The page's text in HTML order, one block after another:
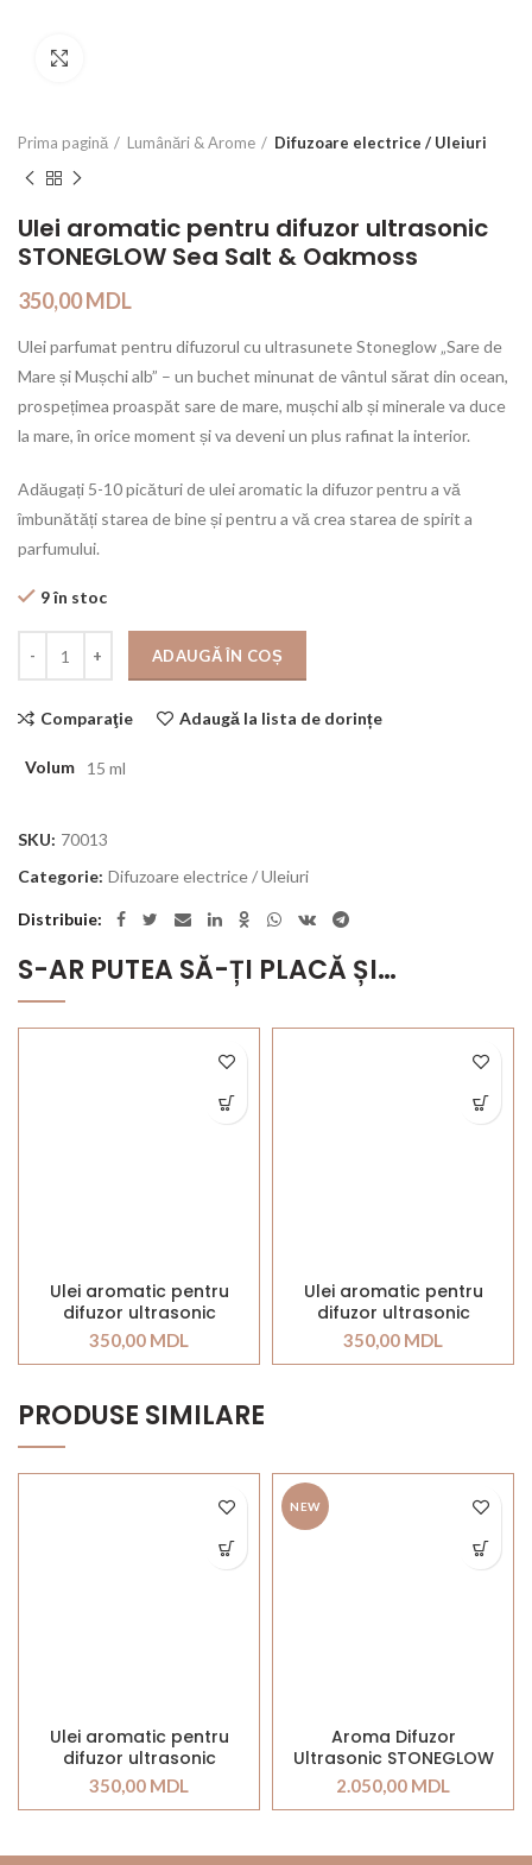
Prima pagină Lumânări & Arome Difuzoare electrice / Uleiuri
Ulei aromatic pentru difuzor ultrasonic
STONEGLOW Sea Salt & Oakmoss
350,00MDL
Ulei parfumat pentru difuzorul cu ultrasunete Stoneglow „Sare de
Mare și Mușchi alb” – un buchet minunat de vântul sărat din ocean,
prospețimea proaspăt sare de mare, mușchi alb și minerale va duce
la mare, în orice moment și va deveni un plus rafinat la interior.
Adăugați 5-10 picături de ulei aromatic la difuzor pentru a vă
îmbunătăți starea de bine și pentru a vă crea starea de spirit a
parfumului.
9 în stoc
ADAUGĂ ÎN COȘ
Comparaţie Adaugă la lista de dorințe
Volum 15 ml
SKU: 70013
Categorie: Difuzoare electrice / Uleiuri
Distribuie
S-AR PUTEA SĂ-ȚI PLACĂ ȘI…
Ulei aromatic pentru
difuzor ultrasonic
STONEGLOW Green Fig &
Cedar
350,00 MDL
Ulei aromatic pentru
difuzor ultrasonic
STONEGLOW
Pomegranate & Spiced
350,00 MDL
PRODUSE SIMILARE
Ulei aromatic pentru
difuzor ultrasonic
STONEGLOW Ylang Ylang
& Amber
350,00 MDL
NEW
Aroma Difuzor
Ultrasonic STONEGLOW
WHITE
2.050,00 MDL